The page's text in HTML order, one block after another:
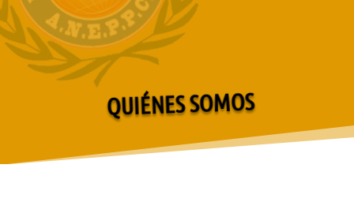
QUIÉNES SOMOS